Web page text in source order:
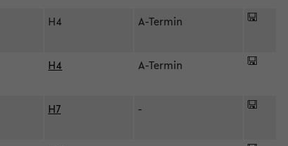
H4 A-Termin
H4 A-Termin
H7 -